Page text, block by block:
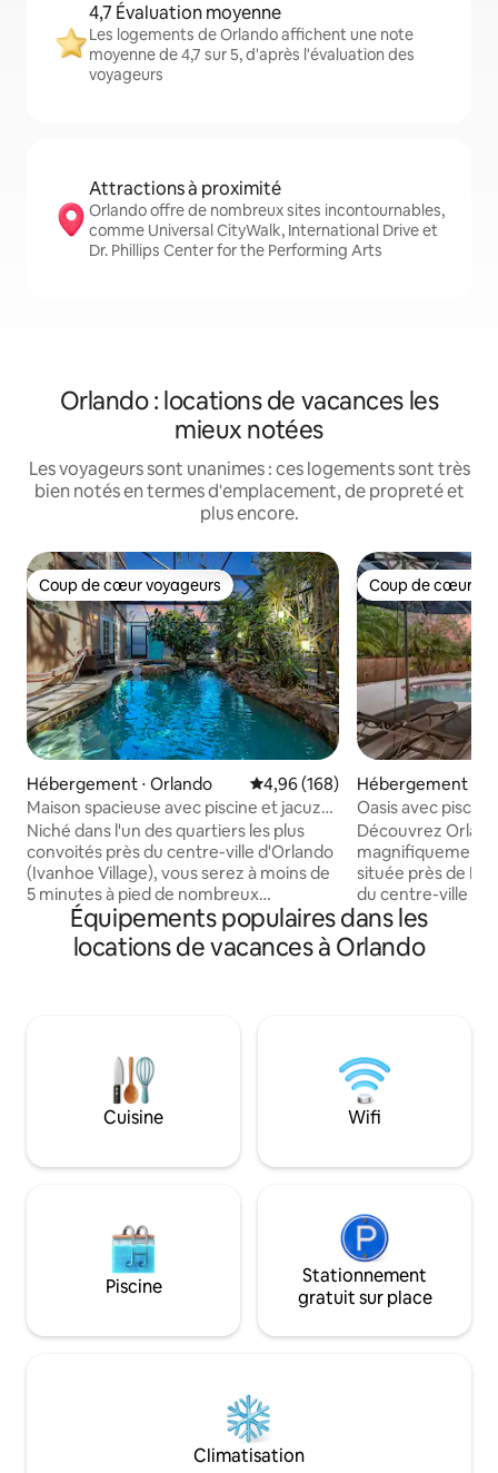
4,7 Évaluation moyenne
Les logements de Orlando affichent une note
moyenne de 4,7 sur 5, d'après l'évaluation des
voyageurs
Attractions à proximité
Orlando offre de nombreux sites incontournables,
comme Universal CityWalk, International Drive et
Dr. Phillips Center for the Performing Arts
Orlando : locations de vacances les
mieux notées
Les voyageurs sont unanimes : ces logements sont très
bien notés en termes d'emplacement, de propreté et
plus encore.
Coup de cœur voyageurs
Coup de cœur voyageurs
Hébergement ⋅ Orlando Évaluation moyenne sur la
4,96 (168)
Maison spacieuse avec piscine et jacuzzi
près du centre-ville
Niché dans l'un des quartiers les plus
convoités près du centre-ville d'Orlando
(Ivanhoe Village), vous serez à moins de
5 minutes à pied de nombreux
restaurants, bars, brasseries et
boutiques. Bénéficiant d'une piscine
chauffée, d'un jacuzzi, d'un bar tiki, d'un
minutes ☀ Orlando Museum of Art – 4
minutes ☀ Universal Studios – 19
minutes ☀ Walt Disney World – 24
Millenia : 16 minutes
Coup de cœur
Coup de cœur
Hébergement ⋅
Oasis avec
cheminée et
Découvrez
magnifiquement
située près de
du centre-ville et
magasins.
sereine avec un
nuit
Offrant un
commodité,
idéale pour une
Orlando.
Équipements populaires dans les
locations de vacances à Orlando
Cuisine Wifi
Piscine
Stationnement
gratuit sur place
Climatisation